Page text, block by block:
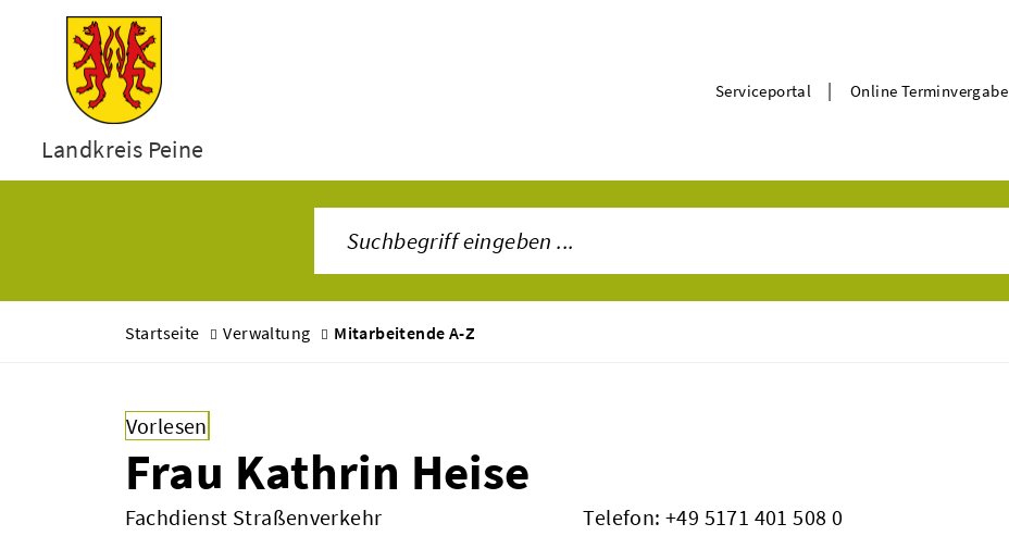
Landkreis Peine
Serviceportal | Online Terminvergabe
Startseite Verwaltung Mitarbeitende A-Z
Vorlesen
Frau Kathrin Heise
Fachdienst Straßenverkehr
Telefon: +49 5171 401 508 0